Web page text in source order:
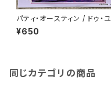
パティ・オースティン / ドゥ・ユ
ー・ラヴ・ミー?
¥650
同じカテゴリの商品